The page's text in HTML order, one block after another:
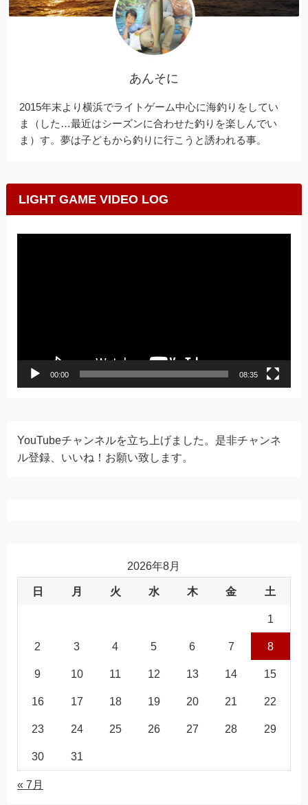
あんそに
2015年末より横浜でライトゲーム中心に海釣りをしてい
ま（した…最近はシーズンに合わせた釣りを楽しんでい
ま）す。夢は子どもから釣りに行こうと誘われる事。
LIGHT GAME VIDEO LOG
00:00 08:35
YouTubeチャンネルを立ち上げました。是非チャンネ
ル登録、いいね！お願い致します。
2026年8月
日 月 火 水 木 金 土
1
2 3 4 5 6 7 8
9 10 11 12 13 14 15
16 17 18 19 20 21 22
23 24 25 26 27 28 29
30 31
« 7月